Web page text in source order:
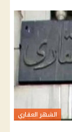
الشهر العقاري